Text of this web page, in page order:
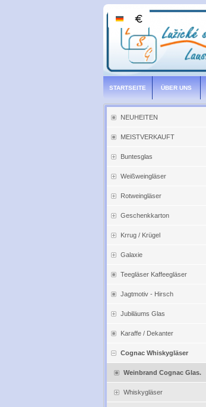
STARTSEITE ÜBER UNS
NEUHEITEN
MEISTVERKAUFT
Buntesglas
Weißweingläser
Rotweingläser
Geschenkkarton
Krrug / Krügel
Galaxie
Teegläser Kaffeegläser
Jagtmotiv - Hirsch
Jubiläums Glas
Karaffe / Dekanter
Cognac Whiskygläser
Weinbrand Cognac Glas.
Whiskygläser